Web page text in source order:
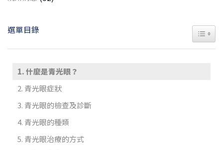
選單目錄
什麼是青光眼？
青光眼症狀
青光眼的檢查及診斷
青光眼的種類
青光眼治療的方式